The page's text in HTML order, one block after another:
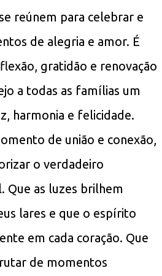
reúnem para celebrar e
de alegria e amor. É
gratidão e renovação
a todas as famílias um
harmonia e felicidade.
de união e conexão,
o verdadeiro
Que as luzes brilhem
lares e que o espírito
em cada coração. Que
de momentos